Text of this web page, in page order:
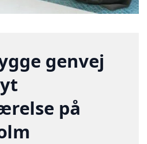
genvej
på